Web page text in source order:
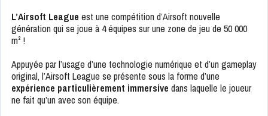
L’Airsoft League est une compétition d’Airsoft nouvelle
génération qui se joue à 4 équipes sur une zone de jeu de 50 000
m² !
Appuyée par l’usage d’une technologie numérique et d’un gameplay
original, l’Airsoft League se présente sous la forme d’une
expérience particulièrement immersive dans laquelle le joueur
ne fait qu’un avec son équipe.